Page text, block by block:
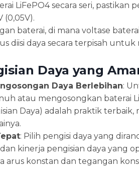
LiFePO4 secara seri, pastikan
(0,05V).
baterai, di mana voltase
diisi daya secara terpisah
Daya yang
Daya Berlebihan:
atau mengosongkan baterai
Daya) adalah praktik
: Pilih pengisi daya yang
kinerja pengisian daya yang
arus konstan dan tegangan